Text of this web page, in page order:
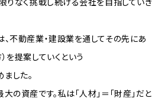
、不動産業・建設業を通してその先にあ
を提案していくという
した。
の資産です。私は「人材」＝「財産」だと